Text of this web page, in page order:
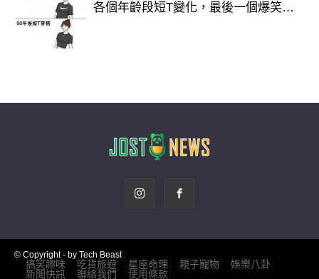
各個年齡段短T變化，最後一個爆笑…
© Copyright - by Tech Beast
搞笑趣味 吃貨旅遊 星座命理 親子寵物
娛樂八卦
新聞快訊
聯絡我們 使用條款